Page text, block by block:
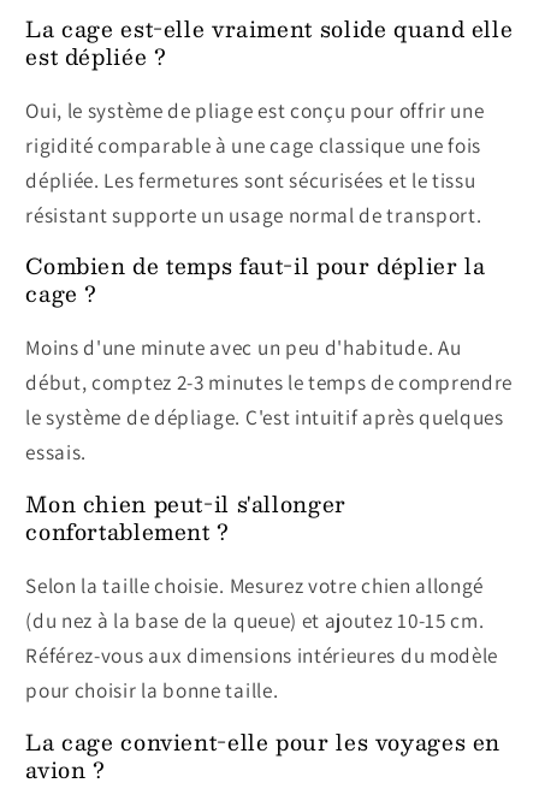
La cage est-elle vraiment solide quand elle
est dépliée ?
Oui, le système de pliage est conçu pour offrir une
rigidité comparable à une cage classique une fois
dépliée. Les fermetures sont sécurisées et le tissu
résistant supporte un usage normal de transport.
Combien de temps faut-il pour déplier la
cage ?
Moins d'une minute avec un peu d'habitude. Au
début, comptez 2-3 minutes le temps de comprendre
le système de dépliage. C'est intuitif après quelques
essais.
Mon chien peut-il s'allonger
confortablement ?
Selon la taille choisie. Mesurez votre chien allongé
(du nez à la base de la queue) et ajoutez 10-15 cm.
Référez-vous aux dimensions intérieures du modèle
pour choisir la bonne taille.
La cage convient-elle pour les voyages en
avion ?